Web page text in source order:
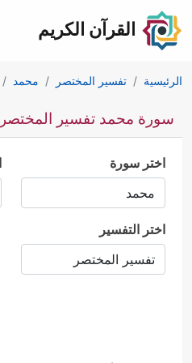
القرآن الكريم
الرئيسية تفسير المختصر محمد
سورة محمد تفسير المختصر
اختر سورة
اختر التفسير